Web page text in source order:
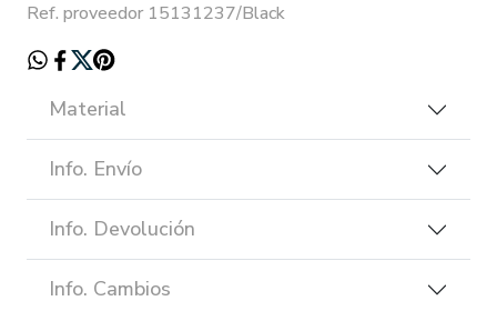
Ref. proveedor 15131237/Black
Material
Info. Envío
Info. Devolución
Info. Cambios